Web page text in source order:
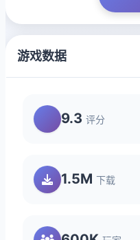
游戏数据
9.3 评分
1.5M 下载